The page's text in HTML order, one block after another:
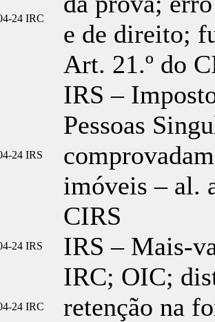
24 IRC
e de direito;
Art. 21.º do
24 IRS
IRS –
Pessoas
imóveis – al.
CIRS
24 IRS IRS – Mais-
24 IRC
IRC; OIC;
retenção na